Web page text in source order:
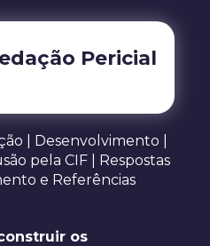
Pericial
| Desenvolvimento |
pela CIF | Respostas
e Referências
os